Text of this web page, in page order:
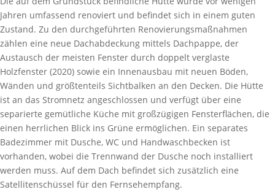
Jahren umfassend renoviert und befindet sich in einem guten
Zustand. Zu den durchgeführten Renovierungsmaßnahmen
zählen eine neue Dachabdeckung mittels Dachpappe, der
Austausch der meisten Fenster durch doppelt verglaste
Holzfenster (2020) sowie ein Innenausbau mit neuen Böden,
Wänden und größtenteils Sichtbalken an den Decken. Die Hütte
ist an das Stromnetz angeschlossen und verfügt über eine
separierte gemütliche Küche mit großzügigen Fensterflächen, die
einen herrlichen Blick ins Grüne ermöglichen. Ein separates
Badezimmer mit Dusche, WC und Handwaschbecken ist
vorhanden, wobei die Trennwand der Dusche noch installiert
werden muss. Auf dem Dach befindet sich zusätzlich eine
Satellitenschüssel für den Fernsehempfang.